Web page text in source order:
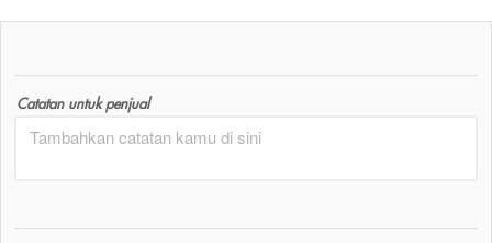
Catatan untuk penjual